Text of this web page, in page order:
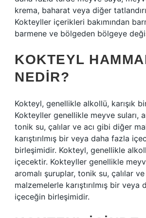
krema, baharat veya diğer
Kokteyller içerikleri bakımından
barmene ve bölgeden bölgeye
KOKTEYL
NEDIR?
Kokteyl, genellikle alkollü, karışık
Kokteyller genellikle meyve suları,
tonik su, çalılar ve acı gibi diğer
karıştırılmış bir veya daha fazla
birleşimidir. Kokteyl, genellikle
içecektir. Kokteyller genellikle
aromalı şuruplar, tonik su, çalılar
malzemelerle karıştırılmış bir veya
içeceğin birleşimidir.